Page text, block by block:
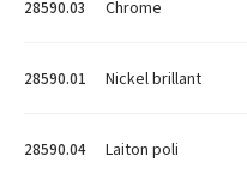
28590.03 Chrome
28590.01 Nickel brillant
28590.04 Laiton poli